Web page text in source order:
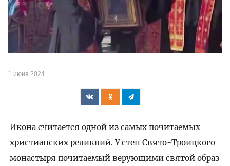
1 июня 2024
Икона считается одной из самых почитаемых
христианских реликвий. У стен Свято-Троицкого
монастыря почитаемый верующими святой образ